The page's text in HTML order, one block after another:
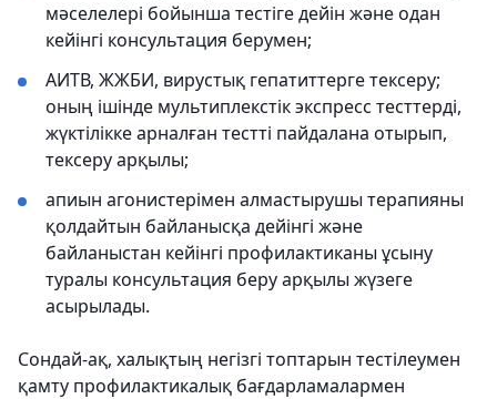
мәселелері бойынша тестіге дейін және одан
кейінгі консультация берумен;
АИТВ, ЖЖБИ, вирустық гепатиттерге тексеру;
оның ішінде мультиплекстік экспресс тесттерді,
жүктілікке арналған тестті пайдалана отырып,
тексеру арқылы;
апиын агонистерімен алмастырушы терапияны
қолдайтын байланысқа дейінгі және
байланыстан кейінгі профилактиканы ұсыну
туралы консультация беру арқылы жүзеге
асырылады.
Сондай-ақ, халықтың негізгі топтарын тестілеумен
қамту профилактикалық бағдарламалармен